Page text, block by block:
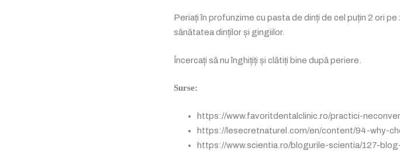
Periați în profunzime cu pasta de dinți de cel puțin 2 ori
sănătatea dinților și gingiilor.
Încercați să nu înghițiți și clătiți bine după periere.
Surse:
https://www.favoritdentalclinic.ro/practici-
https://lesecretnaturel.com/en/content/94-why-
https://www.scientia.ro/blogurile-scientia/127-